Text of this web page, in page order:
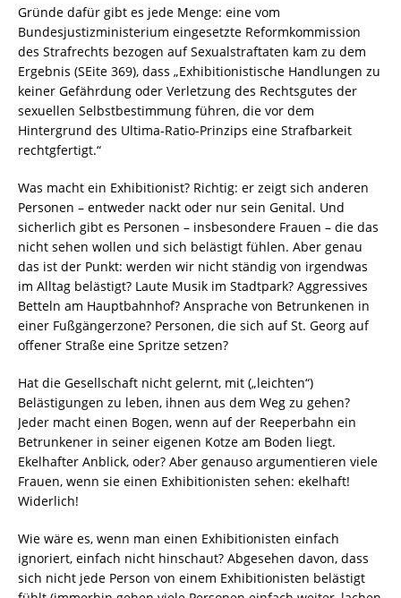
Gründe dafür gibt es jede Menge: eine vom
Bundesjustizministerium eingesetzte Reformkommission
des Strafrechts bezogen auf Sexualstraftaten kam zu dem
Ergebnis (SEite 369), dass „Exhibitionistische Handlungen zu
keiner Gefährdung oder Verletzung des Rechtsgutes der
sexuellen Selbstbestimmung führen, die vor dem
Hintergrund des Ultima-Ratio-Prinzips eine Strafbarkeit
rechtgfertigt.“
Was macht ein Exhibitionist? Richtig: er zeigt sich anderen
Personen – entweder nackt oder nur sein Genital. Und
sicherlich gibt es Personen – insbesondere Frauen – die das
nicht sehen wollen und sich belästigt fühlen. Aber genau
das ist der Punkt: werden wir nicht ständig von irgendwas
im Alltag belästigt? Laute Musik im Stadtpark? Aggressives
Betteln am Hauptbahnhof? Ansprache von Betrunkenen in
einer Fußgängerzone? Personen, die sich auf St. Georg auf
offener Straße eine Spritze setzen?
Hat die Gesellschaft nicht gelernt, mit („leichten“)
Belästigungen zu leben, ihnen aus dem Weg zu gehen?
Jeder macht einen Bogen, wenn auf der Reeperbahn ein
Betrunkener in seiner eigenen Kotze am Boden liegt.
Ekelhafter Anblick, oder? Aber genauso argumentieren viele
Frauen, wenn sie einen Exhibitionisten sehen: ekelhaft!
Widerlich!
Wie wäre es, wenn man einen Exhibitionisten einfach
ignoriert, einfach nicht hinschaut? Abgesehen davon, dass
sich nicht jede Person von einem Exhibitionisten belästigt